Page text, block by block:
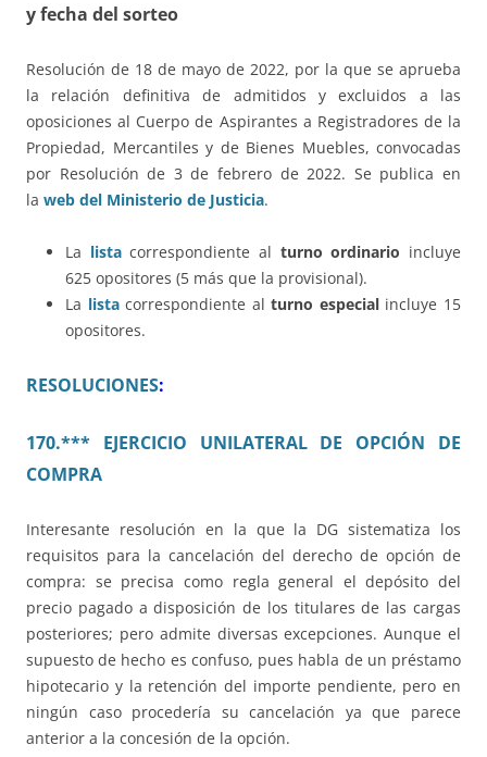
y fecha del sorteo
Resolución de 18 de mayo de 2022, por la que se aprueba
la relación definitiva de admitidos y excluidos a las
oposiciones al Cuerpo de Aspirantes a Registradores de la
Propiedad, Mercantiles y de Bienes Muebles, convocadas
por Resolución de 3 de febrero de 2022. Se publica en
la web del Ministerio de Justicia.
La listacorrespondiente al turno ordinario incluye
625 opositores (5 más que la provisional).
La lista correspondiente alturno especialincluye 15
opositores.
RESOLUCIONES:
170.*** EJERCICIO UNILATERAL DE OPCIÓN DE
COMPRA
Interesante resolución en la que la DG sistematiza los
requisitos para la cancelación del derecho de opción de
compra: se precisa como regla general el depósito del
precio pagado a disposición de los titulares de las cargas
posteriores; pero admite diversas excepciones. Aunque el
supuesto de hecho es confuso, pues habla de un préstamo
hipotecario y la retención del importe pendiente, pero en
ningún caso procedería su cancelación ya que parece
anterior a la concesión de la opción.